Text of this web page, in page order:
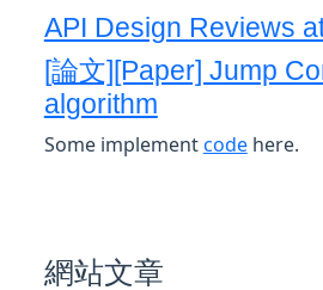
API Design Reviews
[論文][Paper] Jump
algorithm
Some implementcodehere.
網站文章